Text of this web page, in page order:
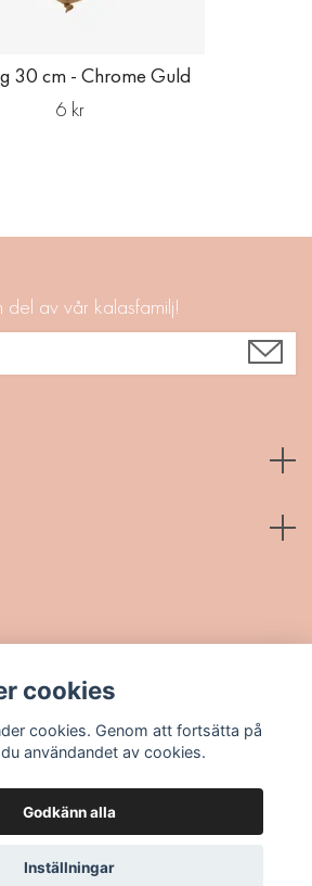
30 cm - Chrome Guld
6 kr
del av vår kalasfamilj!
© 2026 Theo & jag
cookies
cookies. Genom att fortsätta på
användandet av cookies.
Godkänn alla
Inställningar